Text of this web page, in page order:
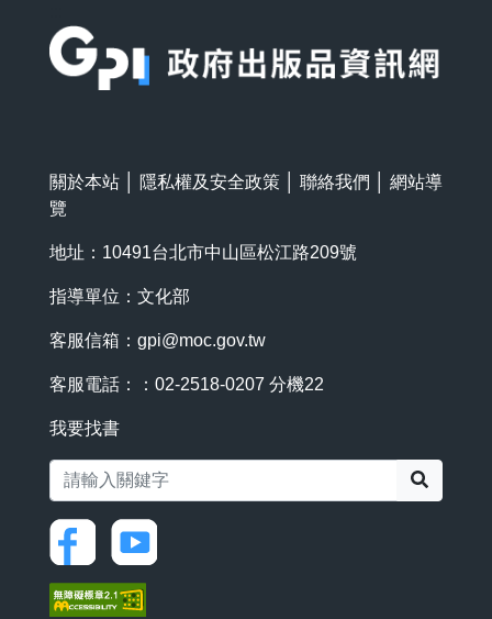
關於本站 隱私權及安全政策 聯絡我們
網站導
覽
地址：10491台北市中山區松江路209號
指導單位：文化部
客服信箱： gpi@moc.gov.tw
客服電話：：02-2518-0207 分機22
我要找書